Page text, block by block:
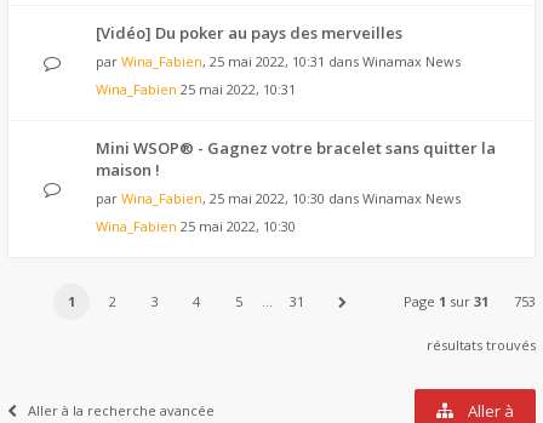
[Vidéo] Du poker au pays des merveilles
par Wina_Fabien, 25 mai 2022, 10:31 dans Winamax News
Wina_Fabien 25 mai 2022, 10:31
Mini WSOP® - Gagnez votre bracelet sans quitter la
maison !
par Wina_Fabien, 25 mai 2022, 10:30 dans Winamax News
Wina_Fabien 25 mai 2022, 10:30
1 2 3 4 5 … 31 Page 1 sur 31 753
résultats trouvés
Aller à la recherche avancée Aller à